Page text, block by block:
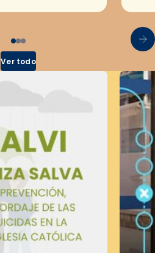
Ver todo